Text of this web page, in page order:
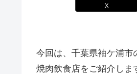
X
今回は、千葉県袖ケ浦市
焼肉飲食店をご紹介しま